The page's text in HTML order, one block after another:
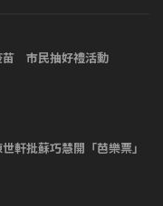
苗 市民抽好禮活動
軒批蘇巧慧開「芭樂票」